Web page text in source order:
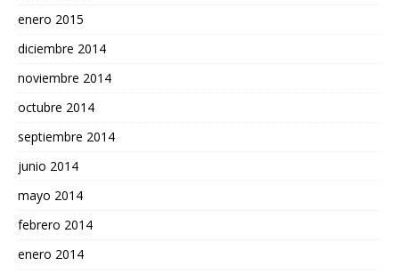
enero 2015
diciembre 2014
noviembre 2014
octubre 2014
septiembre 2014
junio 2014
mayo 2014
febrero 2014
enero 2014